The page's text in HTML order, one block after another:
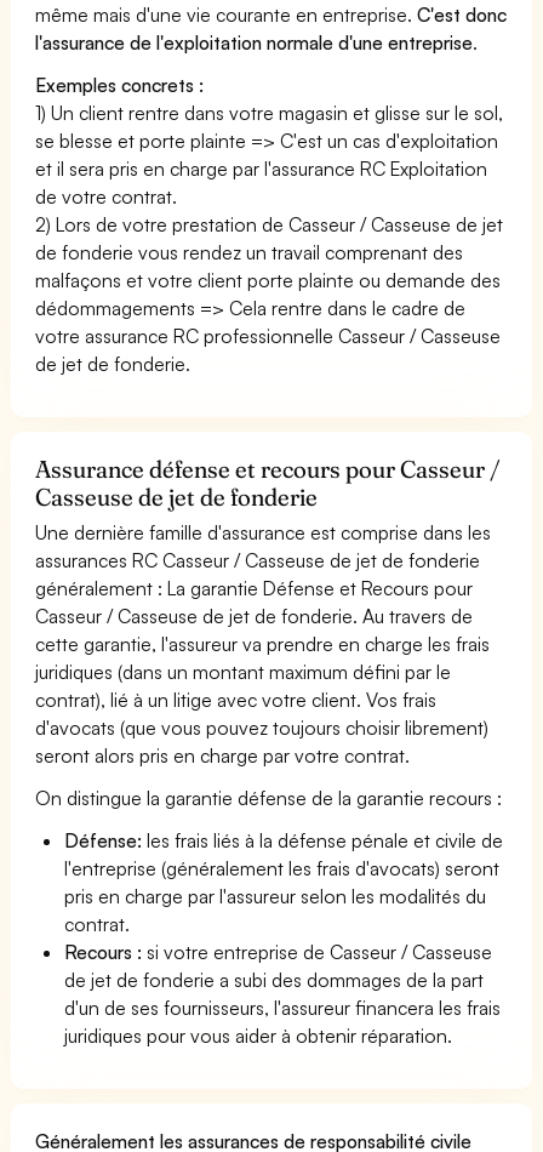
même mais d'une vie courante en entreprise.C'est donc
l'assurance de l'exploitation normale d'une entreprise.
Exemples concrets :
1) Un client rentre dans votre magasin et glisse sur le sol,
se blesse et porte plainte => C'est un cas d'exploitation
et il sera pris en charge par l'assurance RC Exploitation
de votre contrat.
2) Lors de votre prestation de Casseur / Casseuse de jet
de fonderie vous rendez un travail comprenant des
malfaçons et votre client porte plainte ou demande des
dédommagements => Cela rentre dans le cadre de
votre assurance RC professionnelle Casseur / Casseuse
de jet de fonderie.
Assurance défense et recours pour Casseur /
Casseuse de jet de fonderie
Une dernière famille d'assurance est comprise dans les
assurances RC Casseur / Casseuse de jet de fonderie
généralement : La garantie Défense et Recours pour
Casseur / Casseuse de jet de fonderie. Au travers de
cette garantie, l'assureur va prendre en charge les frais
juridiques (dans un montant maximum défini par le
contrat), lié à un litige avec votre client. Vos frais
d'avocats (que vous pouvez toujours choisir librement)
seront alors pris en charge par votre contrat.
On distingue la garantie défense de la garantie recours :
Défense: les frais liés à la défense pénale et civile de
l'entreprise (généralement les frais d'avocats) seront
pris en charge par l'assureur selon les modalités du
contrat.
Recours : si votre entreprise de Casseur / Casseuse
de jet de fonderie a subi des dommages de la part
d'un de ses fournisseurs, l'assureur financera les frais
juridiques pour vous aider à obtenir réparation.
Généralement les assurances de responsabilité civile